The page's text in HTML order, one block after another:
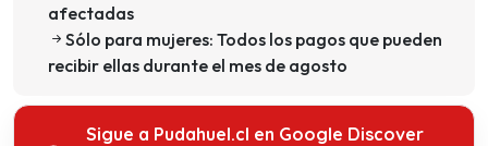
afectadas
Sólo para mujeres: Todos los pagos que pueden
recibir ellas durante el mes de agosto
Sigue a Pudahuel.cl en Google Discover